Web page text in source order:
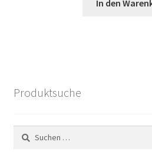
war:
In den
Produktsuche
Suchen
nach: